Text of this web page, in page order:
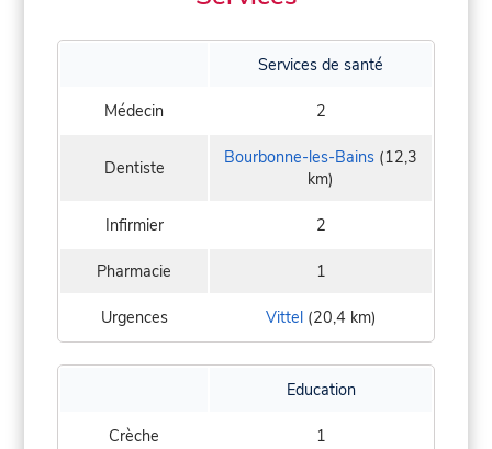
Services de santé
Médecin 2
Dentiste Bourbonne-les-Bains (12,3
km)
Infirmier 2
Pharmacie 1
Urgences Vittel(20,4 km)
Education
Crèche 1